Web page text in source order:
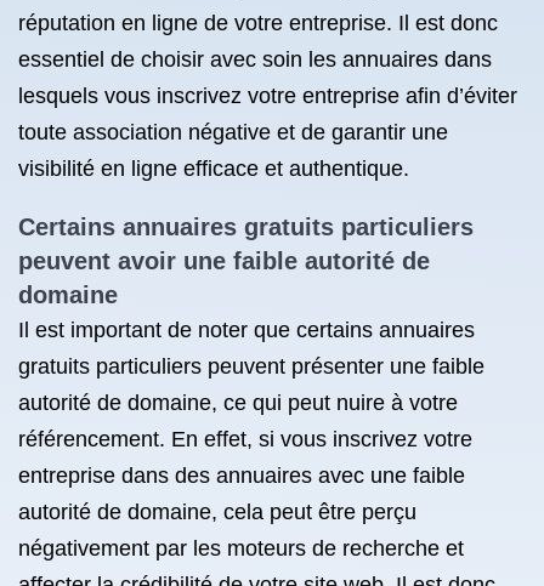
réputation en ligne de votre entreprise. Il est donc
essentiel de choisir avec soin les annuaires dans
lesquels vous inscrivez votre entreprise afin d’éviter
toute association négative et de garantir une
visibilité en ligne efficace et authentique.
Certains annuaires gratuits particuliers
peuvent avoir une faible autorité de
domaine
Il est important de noter que certains annuaires
gratuits particuliers peuvent présenter une faible
autorité de domaine, ce qui peut nuire à votre
référencement. En effet, si vous inscrivez votre
entreprise dans des annuaires avec une faible
autorité de domaine, cela peut être perçu
négativement par les moteurs de recherche et